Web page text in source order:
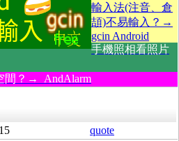
輸入法(注音、倉
頡)不易輸入？→
gcin Android
手機照相看照片
間？→ AndAlarm
quote